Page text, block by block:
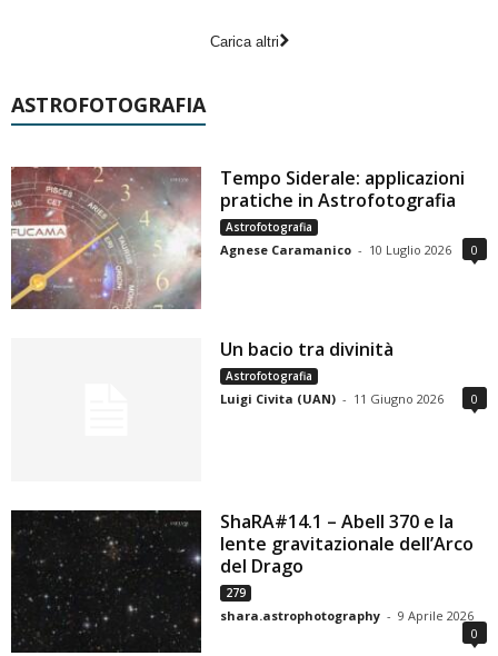
Carica altri
ASTROFOTOGRAFIA
Tempo Siderale: applicazioni
pratiche in Astrofotografia
Astrofotografia
Agnese Caramanico - 10 Luglio 2026 0
Un bacio tra divinità
Astrofotografia
Luigi Civita (UAN) - 11 Giugno 2026 0
ShaRA#14.1 – Abell 370 e la
lente gravitazionale dell’Arco
del Drago
279
shara.astrophotography - 9 Aprile 2026
0